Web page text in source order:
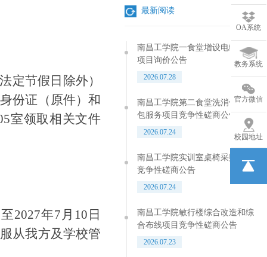
OA系统
教务系统
官方微信
校园地址
定节假日除外）
份证（原件）和
室领取相关文件
2027年7月10日
从我方及学校管
最新阅读
南昌工学院一食堂增设电缆工程
项目询价公告
2026.07.28
南昌工学院第二食堂洗消保洁外
包服务项目竞争性磋商公告
2026.07.24
南昌工学院实训室桌椅采购项目
竞争性磋商公告
2026.07.24
南昌工学院敏行楼综合改造和综
合布线项目竞争性磋商公告
2026.07.23